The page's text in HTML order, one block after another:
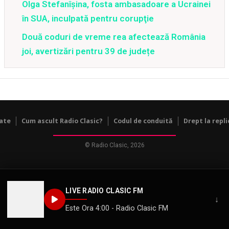
LIVE RADIO CLASIC FM
Este Ora 4:00 - Radio Clasic FM
↓
Olga Stefanîşina, fosta ambasadoare a Ucrainei
în SUA, inculpată pentru corupţie
Două coduri de vreme rea afectează România
joi, avertizări pentru 39 de județe
Cum ascult Radio Clasic? Codul de conduită Drept la
© Radio Clasic, 2026